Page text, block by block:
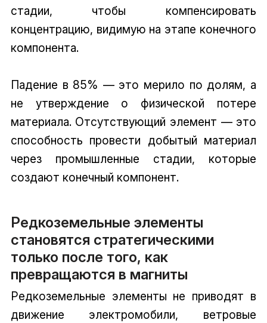
стадии, чтобы компенсировать
концентрацию, видимую на этапе конечного
компонента.
Падение в 85% — это мерило по долям, а
не утверждение о физической потере
материала. Отсутствующий элемент — это
способность провести добытый материал
через промышленные стадии, которые
создают конечный компонент.
Редкоземельные элементы
становятся стратегическими
только после того, как
превращаются в магниты
Редкоземельные элементы не приводят в
движение электромобили, ветровые